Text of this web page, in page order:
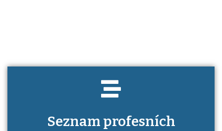
Seznam profesních